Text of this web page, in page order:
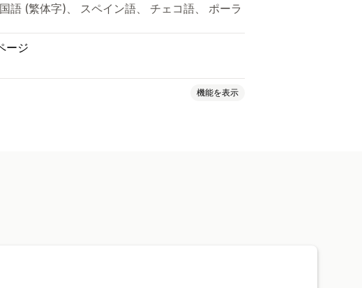
語 (繁体字)、 スペイン語、 チェコ語、 ポーラ
ージ
機能を表示